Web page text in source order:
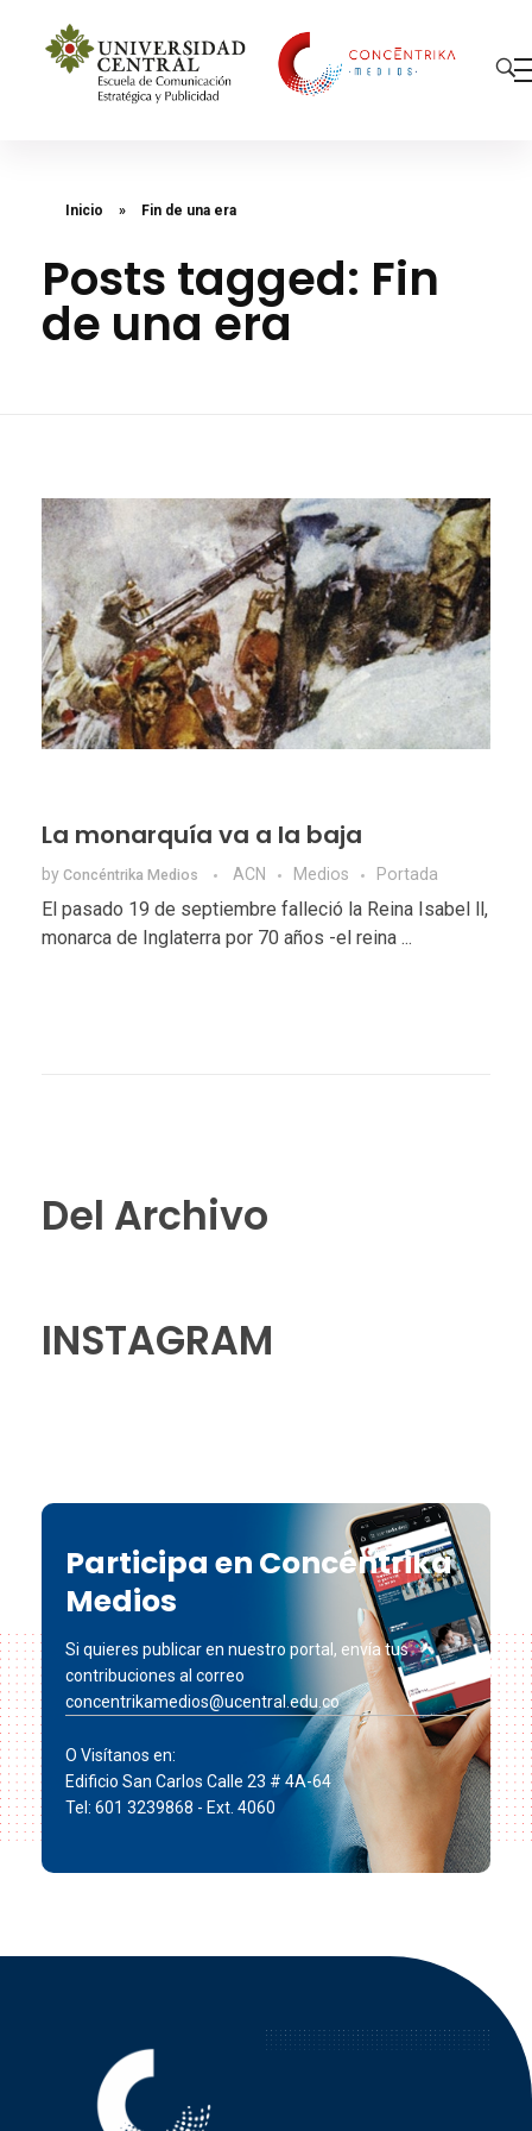
Inicio » Fin de una era
Posts tagged: Fin
de una era
La monarquía va a la baja
by Concéntrika Medios ACN Medios Portada
El pasado 19 de septiembre falleció la Reina Isabel ll,
monarca de Inglaterra por 70 años -el reina ...
Del Archivo
INSTAGRAM
Participa en Concéntrika
Medios
Si quieres publicar en nuestro portal, envía tus
contribuciones al correo
concentrikamedios@ucentral.edu.co
O Visítanos en:
Edificio San Carlos Calle 23 # 4A-64
Tel: 601 3239868 - Ext. 4060